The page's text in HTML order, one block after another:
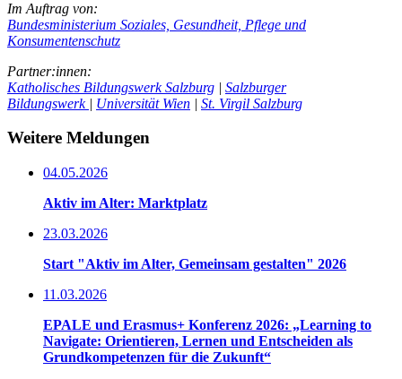
Im Auftrag von:
Bundesministerium Soziales, Gesundheit, Pflege und
Konsumentenschutz
Partner:innen:
Katholisches Bildungswerk Salzburg | Salzburger
Bildungswerk | Universität Wien | St. Virgil Salzburg
Weitere Meldungen
04.05.2026
Aktiv im Alter: Marktplatz
23.03.2026
Start "Aktiv im Alter, Gemeinsam gestalten" 2026
11.03.2026
EPALE und Erasmus+ Konferenz 2026: „Learning to
Navigate: Orientieren, Lernen und Entscheiden als
Grundkompetenzen für die Zukunft“